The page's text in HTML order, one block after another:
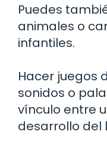
Puedes
animales o
infantiles.
Hacer juegos
sonidos o
vínculo entre
desarrollo del